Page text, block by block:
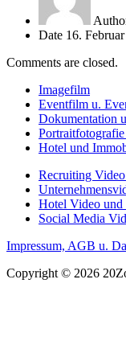
Date 16.
Comments are closed.
Imagefilm
Eventfilm u.
Dokumentation
Hotel und
Recruiting
Hotel Video
Social Media
Impressum, AGB u.
Copyright © 2026